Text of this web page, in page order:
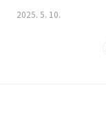
게 됩니다.그러다 보면,
보느냐’가 아니라,‘내
2025. 5. 10.